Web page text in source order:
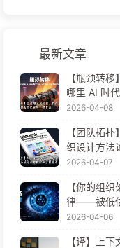
最新文章
【瓶颈转
哪里 AI 时
2026-04-08
【团队拓
织设计方法
2026-04-07
【你的组
律——被低
程变革——
2026-04-06
【译】上